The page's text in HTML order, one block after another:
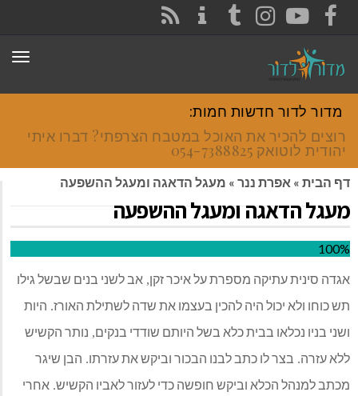
TUMBLR
CONTACT
RSS
חמות:
האוכל במטבח הצרפתי? דברו איתי
»מעגל הדאגה ומעגל ההשפעה
ומעגל ההשפעה
על איכר זקן ,אב לשני בנים שבשל גילו
להכין בעצמו את שדה לשתילת האורז .היות
כלא בשל היותם שודדי בנקים,נותר הקשיש
לבנו הבכור וביקש את עזרתו.הבן שיגר
חופשה כדי לעזור לאביו הקשיש.אחרי